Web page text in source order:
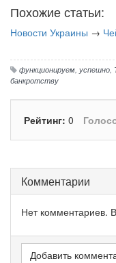
Похожие статьи:
Новости Украины →
функционируем, успешно,
банкротству
Рейтинг: 0
Комментарии
Нет комментариев.
Добавить